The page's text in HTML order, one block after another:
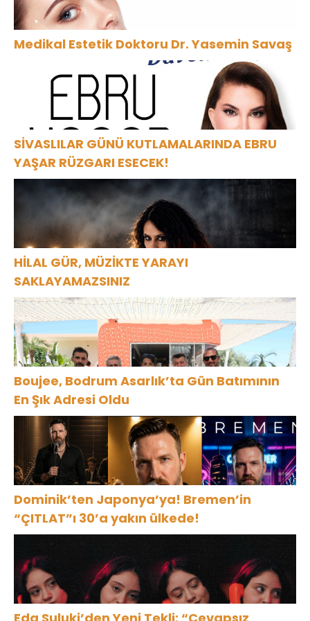
Medikal Estetik Doktoru Dr. Yasemin Savaş
SİVASLILAR GÜNÜ KUTLAMALARINDA EBRU
YAŞAR RÜZGARI ESECEK!
HİLAL GÜR, MÜZİKTE YARAYI
SAKLAYAMAZSINIZ
Boujee, Bodrum Asarlık’ta Gün Batımının
En Şık Adresi Oldu
Dominik’ten Japonya’ya! Bremen’in
“ÇITLAT”ı 30’a yakın ülkede!